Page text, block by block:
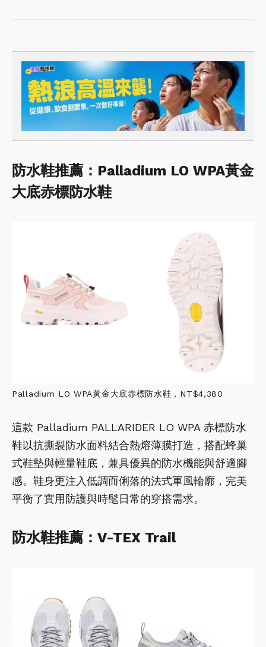
防水鞋推薦：Palladium LO WPA黃金
大底赤標防水鞋
Palladium LO WPA黃金大底赤標防水鞋，NT$4,380
這款 Palladium PALLARIDER LO WPA 赤標防水
鞋以抗撕裂防水面料結合熱熔薄膜打造，搭配蜂巢
式鞋墊與輕量鞋底，兼具優異的防水機能與舒適腳
感。鞋身更注入低調而俐落的法式軍風輪廓，完美
平衡了實用防護與時髦日常的穿搭需求。
防水鞋推薦：V-TEX Trail